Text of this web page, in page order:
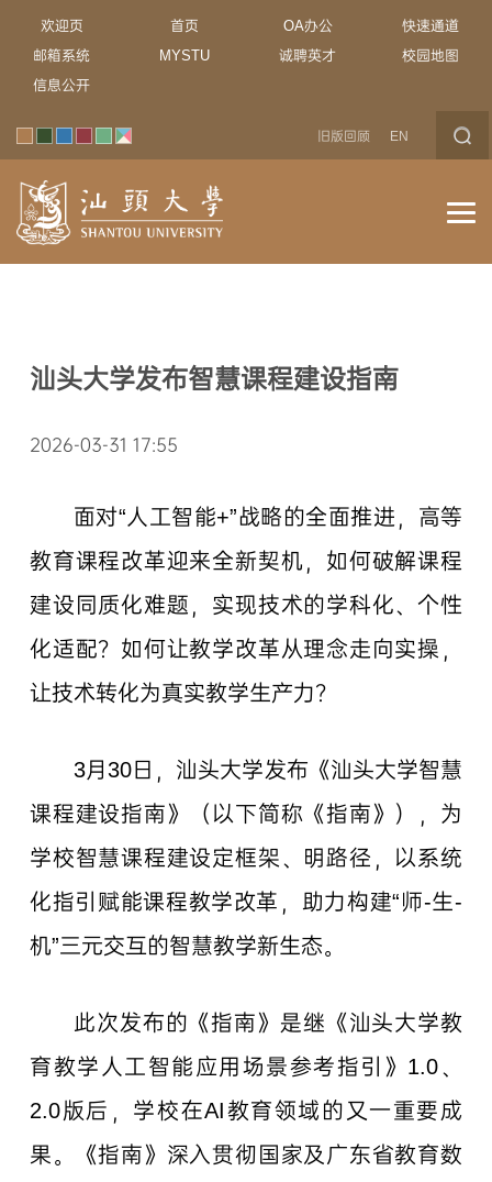
欢迎页 首页 OA办公
快速通道
邮箱系统
MYSTU 诚聘英才
校园地图
信息公开
旧版回顾 EN
汕头大学发布智慧课程建设指南
2026-03-31 17:55
面对“人工智能+”战略的全面推进，高等
教育课程改革迎来全新契机，如何破解课程
建设同质化难题，实现技术的学科化、个性
化适配？如何让教学改革从理念走向实操，
让技术转化为真实教学生产力？
3月30日，汕头大学发布《汕头大学智慧
课程建设指南》（以下简称《指南》），为
学校智慧课程建设定框架、明路径，以系统
化指引赋能课程教学改革，助力构建“师-生-
机”三元交互的智慧教学新生态。
此次发布的《指南》是继《汕头大学教
育教学人工智能应用场景参考指引》1.0、
2.0版后，学校在AI教育领域的又一重要成
果。《指南》深入贯彻国家及广东省教育数